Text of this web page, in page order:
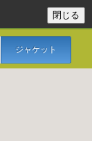
ジャケット